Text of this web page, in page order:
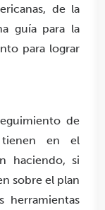
de la
guía para la
para lograr
de
tienen en el
haciendo, si
sobre el plan
herramientas